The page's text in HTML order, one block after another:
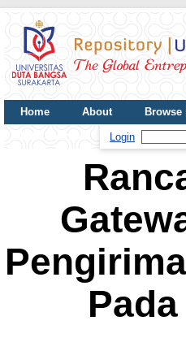
Home About Browse
Login